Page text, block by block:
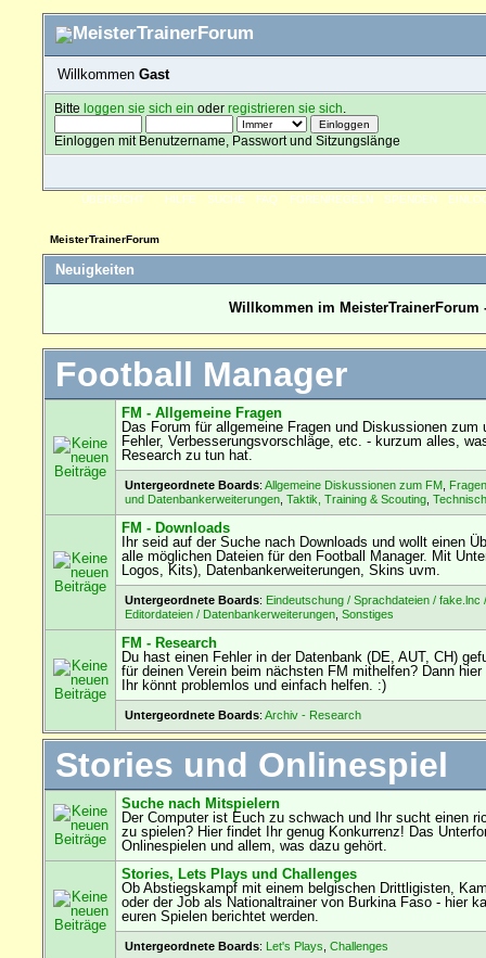
Willkommen Gast
Bitteloggen sie sich ein oderregistrieren sie sich
Einloggen mit Benutzername, Passwort und Sitzungslänge
ÜBERSICHT HILFE SUCHE FAQ FORENREGELN SPENDEN
MeisterTrainerForum
Neuigkeiten
Willkommen im
Football Manager
FM - Allgemeine Fragen
Das Forum für allgemeine Fragen und Diskussionen zum
Fehler, Verbesserungsvorschläge, etc. - kurzum alles,
Research zu tun hat.
Untergeordnete Boards: Allgemeine Diskussionen zum FM,
und Datenbankerweiterungen, Taktik, Training & Scouting,
FM - Downloads
Ihr seid auf der Suche nach Downloads und wollt einen
alle möglichen Dateien für den Football Manager. Mit
Logos, Kits), Datenbankerweiterungen, Skins uvm.
Untergeordnete Boards: Eindeutschung / Sprachdateien / fake.lnc
Editordateien / Datenbankerweiterungen, Sonstiges
FM - Research
Du hast einen Fehler in der Datenbank (DE, AUT, CH)
für deinen Verein beim nächsten FM mithelfen? Dann
Ihr könnt problemlos und einfach helfen. :)
Untergeordnete Boards: Archiv - Research
Stories und Onlinespiel
Suche nach Mitspielern
Der Computer ist Euch zu schwach und Ihr sucht einen
zu spielen? Hier findet Ihr genug Konkurrenz! Das
Onlinespielen und allem, was dazu gehört.
Stories, Lets Plays und Challenges
Ob Abstiegskampf mit einem belgischen Drittligisten,
oder der Job als Nationaltrainer von Burkina Faso - hier
euren Spielen berichtet werden.
Untergeordnete Boards: Let's Plays Challenges